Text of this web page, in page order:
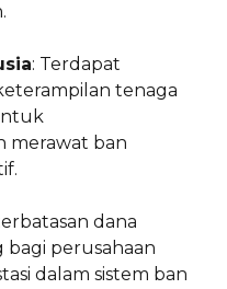
: Terdapat
tenaga
merawat ban
dana
perusahaan
dalam sistem ban